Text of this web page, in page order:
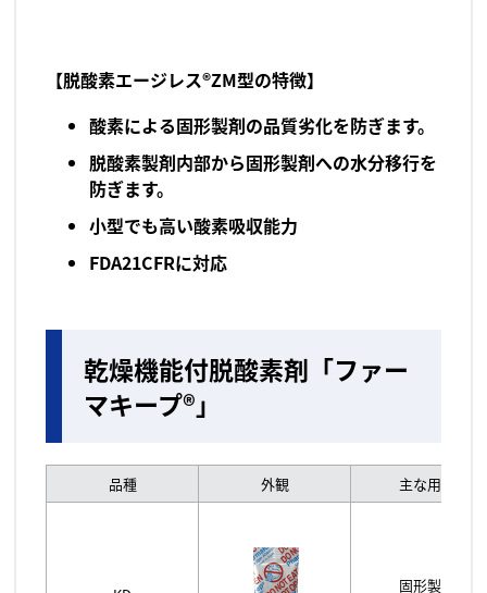
【脱酸素エージレス®ZM型の特徴】
酸素による固形製剤の品質劣化を防ぎます。
脱酸素製剤内部から固形製剤への水分移行を
防ぎます。
小型でも高い酸素吸収能力
FDA21CFRに対応
乾燥機能付脱酸素剤「ファー
マキープ®」
品種 外観 主な用途
固形製剤